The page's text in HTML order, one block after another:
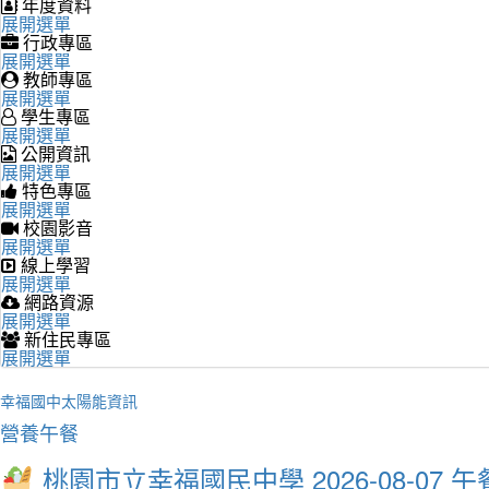
展開選單
行政專區
展開選單
教師專區
展開選單
學生專區
展開選單
公開資訊
展開選單
特色專區
展開選單
校園影音
展開選單
線上學習
展開選單
網路資源
展開選單
新住民專區
展開選單
幸福國中太陽能資訊
營養午餐
桃園市立幸福國民中學 2026-08-07 午